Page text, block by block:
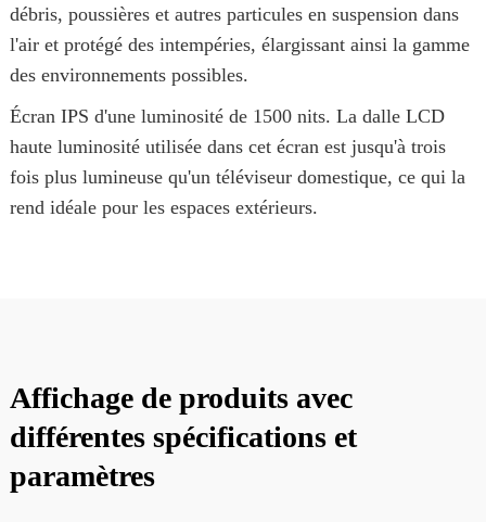
débris, poussières et autres particules en suspension dans
l'air et protégé des intempéries, élargissant ainsi la gamme
des environnements possibles.
Écran IPS d'une luminosité de 1500 nits. La dalle LCD
haute luminosité utilisée dans cet écran est jusqu'à trois
fois plus lumineuse qu'un téléviseur domestique, ce qui la
rend idéale pour les espaces extérieurs.
Affichage de produits avec
différentes spécifications et
paramètres